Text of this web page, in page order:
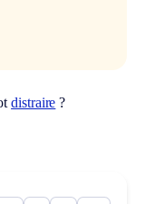
distraire ?